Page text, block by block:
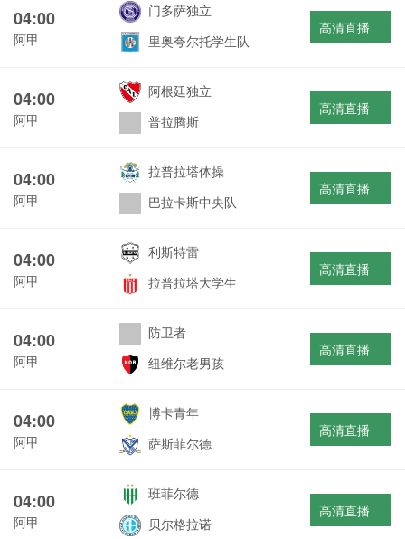
04:00
阿甲
门多萨独立
里奥夸尔托学生队
高清直播
04:00
阿甲
阿根廷独立
普拉腾斯
高清直播
04:00
阿甲
拉普拉塔体操
巴拉卡斯中央队
高清直播
04:00
阿甲
利斯特雷
拉普拉塔大学生
高清直播
04:00
阿甲
防卫者
纽维尔老男孩
高清直播
04:00
阿甲
博卡青年
萨斯菲尔德
高清直播
04:00
阿甲
班菲尔德
贝尔格拉诺
高清直播